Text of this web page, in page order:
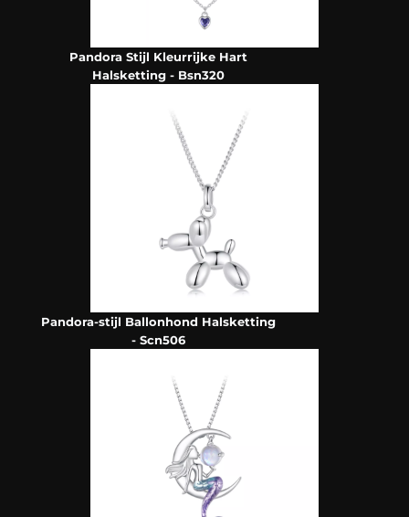
Pandora Stijl Kleurrijke Hart
Halsketting - Bsn320
Pandora-stijl Ballonhond Halsketting
- Scn506